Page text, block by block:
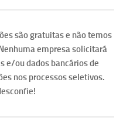
são gratuitas e não temos
empresa solicitará
e/ou dados bancários de
nos processos seletivos.